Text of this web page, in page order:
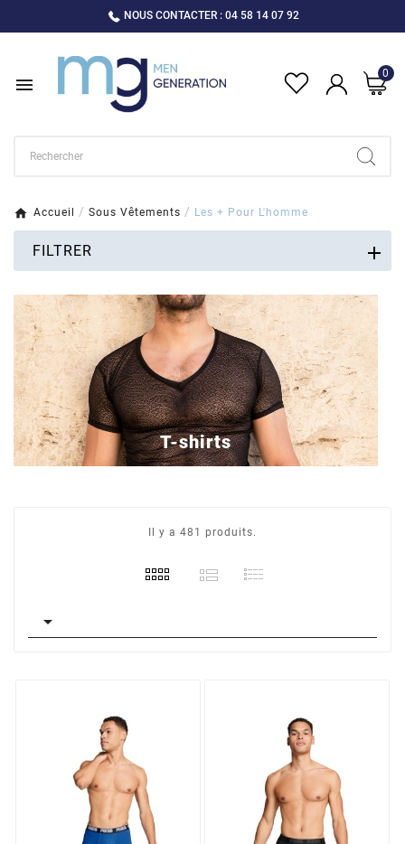
NOUS CONTACTER : 04 58 14 07 92

0
Accueil Sous Vêtements Les + Pour L'homme
T-shirts
Il y a 481 produits.

FILTRER